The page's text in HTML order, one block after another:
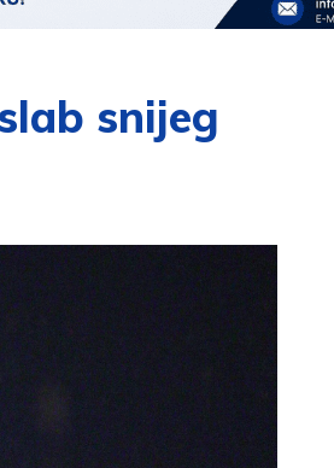
snijeg